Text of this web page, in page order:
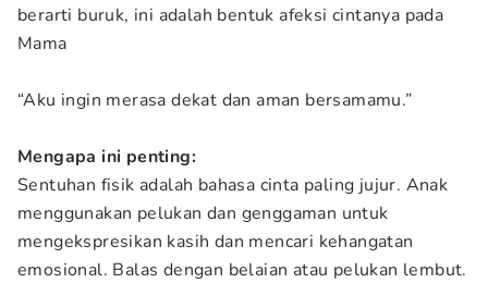
berarti buruk, ini adalah bentuk afeksi cintanya pada
Mama
“Aku ingin merasa dekat dan aman bersamamu.”
Mengapa ini penting:
Sentuhan fisik adalah bahasa cinta paling jujur. Anak
menggunakan pelukan dan genggaman untuk
mengekspresikan kasih dan mencari kehangatan
emosional. Balas dengan belaian atau pelukan lembut.